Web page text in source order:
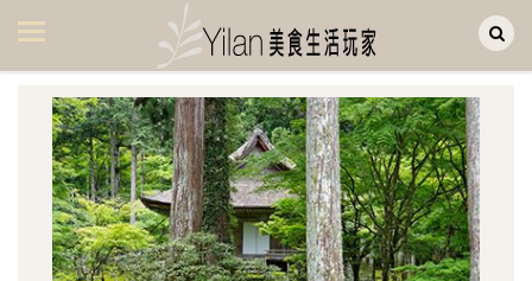
美食集
美飲集
廚房集
旅遊集
旅遊美食集